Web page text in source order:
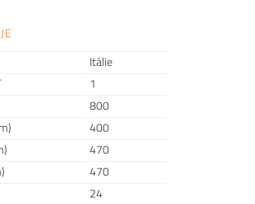
a dodat mu patřičnou
inovativních
zaměřuje na reinterpretaci klasických
a komerční sféra. Design produktů
trendům
, který je zároveň vkusně
barvy, jež tuto italskou značku
Itálie
1
800
400
470
470
24